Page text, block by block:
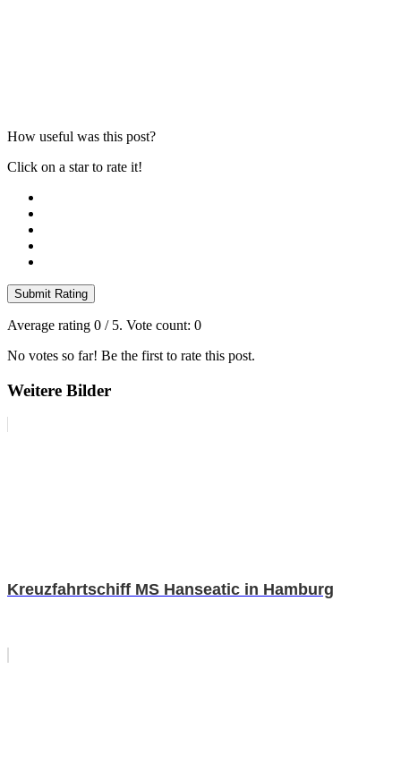
How useful was this post?
Click on a star to rate it!
Submit Rating
Average rating 0 / 5. Vote count: 0
No votes so far! Be the first to rate this post.
Weitere Bilder
Kreuzfahrtschiff MS Hanseatic in Hamburg